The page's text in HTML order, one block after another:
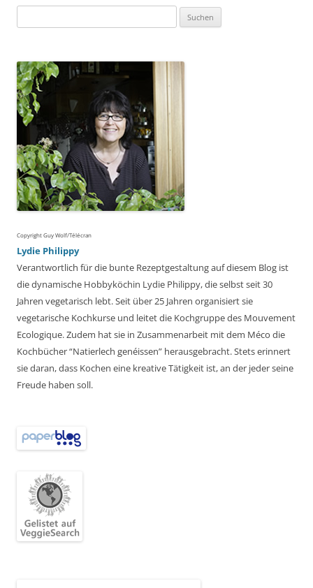
nach:
Copyright Guy Wolf/Télécran
Lydie Philippy
Verantwortlich für die bunte Rezeptgestaltung auf diesem Blog ist
die dynamische Hobbyköchin Lydie Philippy, die selbst seit 30
Jahren vegetarisch lebt. Seit über 25 Jahren organisiert sie
vegetarische Kochkurse und leitet die Kochgruppe des Mouvement
Ecologique. Zudem hat sie in Zusammenarbeit mit dem Méco die
Kochbücher “Natierlech genéissen” herausgebracht. Stets erinnert
sie daran, dass Kochen eine kreative Tätigkeit ist, an der jeder seine
Freude haben soll.